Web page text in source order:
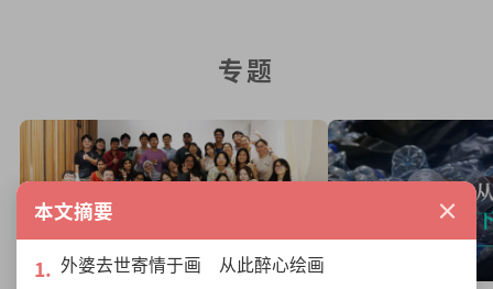
专题
本文摘要 ×
外婆去世寄情于画 从此醉心绘画